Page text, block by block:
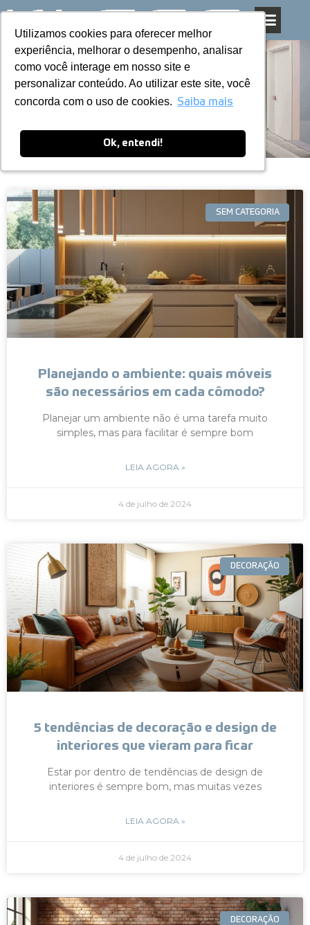
Utilizamos cookies para oferecer melhor
experiência, melhorar o desempenho, analisar
como você interage em nosso site e
personalizar conteúdo. Ao utilizar este site, você
concorda com o uso de cookies. Saiba mais
Ok, entendi!
Utilizamos cookies para oferecer melhor
experiência, melhorar o desempenho, analisar
como você interage em nosso site e
personalizar conteúdo. Ao utilizar este site, você
concorda com o uso de cookies. Saiba mais
Ok, entendi!
Pular
para
o
conteúdo
Blog
SEM CATEGORIA
Planejando o ambiente: quais móveis
são necessários em cada cômodo?
Planejar um ambiente não é uma tarefa muito
simples, mas para facilitar é sempre bom
LEIA AGORA »
4 de julho de 2024
DECORAÇÃO
5 tendências de decoração e design de
interiores que vieram para ficar
Estar por dentro de tendências de design de
interiores é sempre bom, mas muitas vezes
LEIA AGORA »
4 de julho de 2024
DECORAÇÃO